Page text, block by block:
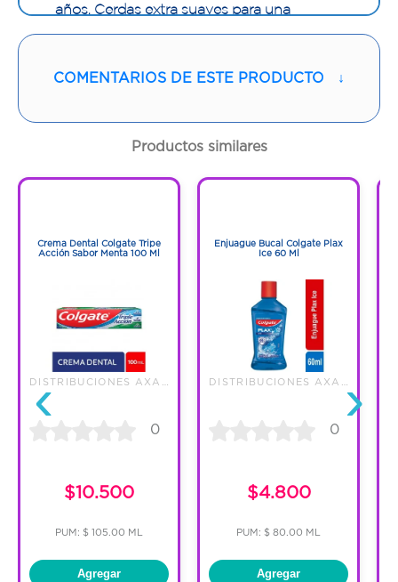
años. Cerdas extra suaves para una
limpieza suave y efectiva.
Cabeza compacta para la boca pequeña
adapta a la mano para el cepillado.
COMENTARIOS DE ESTE PRODUCTO ↓
Productos similares
‹
Crema Dental Colgate Tripe
Acción Sabor Menta 100 Ml
0
$10.500
PUM: $ 105.00 ML
Agregar
Enjuague Bucal Colgate Plax
Ice 60 Ml
0
$4.800
PUM: $ 80.00 ML
Agregar
›